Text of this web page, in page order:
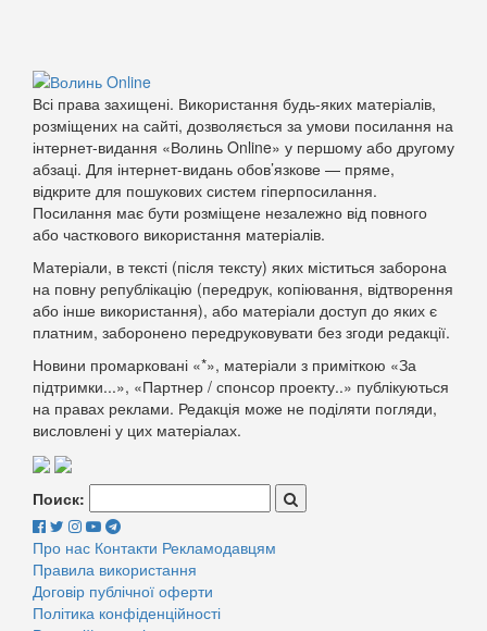
Всі права захищені. Використання будь-яких матеріалів,
розміщених на сайті, дозволяється за умови посилання на
інтернет-видання «Волинь Online» у першому або другому
абзаці. Для інтернет-видань обов’язкове — пряме,
відкрите для пошукових систем гіперпосилання.
Посилання має бути розміщене незалежно від повного
або часткового використання матеріалів.
Матеріали, в тексті (після тексту) яких міститься заборона
на повну републікацію (передрук, копіювання, відтворення
або інше використання), або матеріали доступ до яких є
платним, заборонено передруковувати без згоди редакції.
Новини промарковані «*», матеріали з приміткою «За
підтримки...», «Партнер / спонсор проекту..» публікуються
на правах реклами. Редакція може не поділяти погляди,
висловлені у цих матеріалах.
Поиск:
Про нас Контакти Рекламодавцям
Правила використання
Договір публічної оферти
Політика конфіденційності